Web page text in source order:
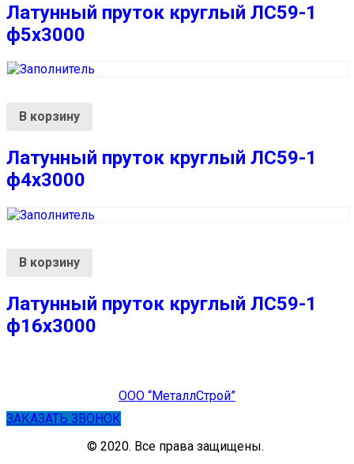
Латунный пруток круглый ЛС59-1
ф5х3000
В корзину
Латунный пруток круглый ЛС59-1
ф4х3000
В корзину
Латунный пруток круглый ЛС59-1
ф16х3000
ООО “МеталлСтрой”
ЗАКАЗАТЬ ЗВОНОК
© 2020. Все права защищены.